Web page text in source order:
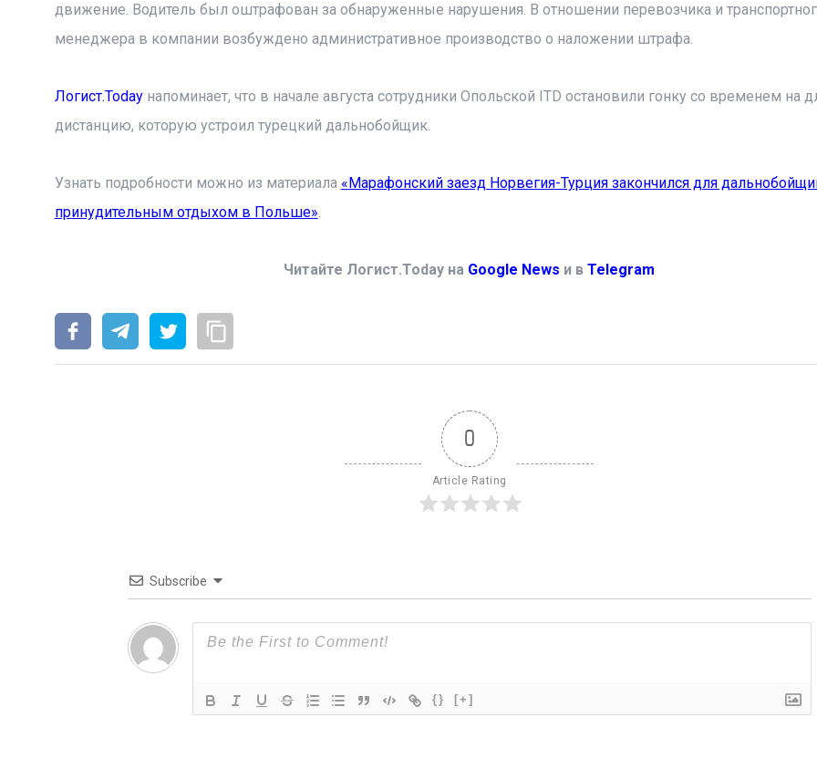
движение. Водитель был оштрафован за обнаруженные нарушения. В отношении перевозчика и
менеджера в компании возбуждено административное производство о наложении штрафа.
Логист.Todayнапоминает, что в начале августа сотрудники Опольской ITD остановили гонку со временем на
дистанцию, которую устроил турецкий дальнобойщик.
Узнать подробности можно из материала «Марафонский заезд Норвегия-Турция закончился для
принудительным отдыхом в Польше».
Читайте Логист.Today на Google News и в Telegram
0
Article Rating
Subscribe
{} [+]